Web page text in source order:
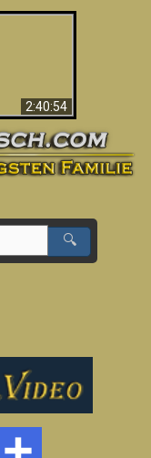
2:40:54
🔍